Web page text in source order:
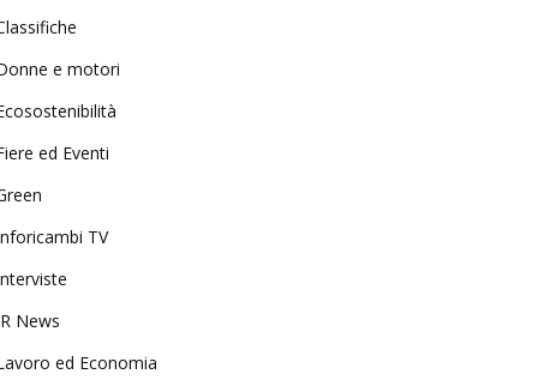
e motori
ed Eventi
TV
News
ed Economia